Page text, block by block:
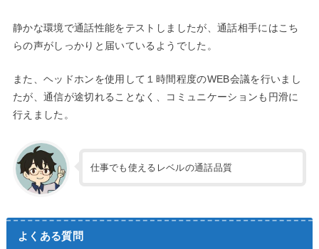
静かな環境で通話性能をテストしましたが、通話相手にはこち
らの声がしっかりと届いているようでした。
また、ヘッドホンを使用して１時間程度のWEB会議を行いまし
たが、通信が途切れることなく、コミュニケーションも円滑に
行えました。
仕事でも使えるレベルの通話品質
よくある質問